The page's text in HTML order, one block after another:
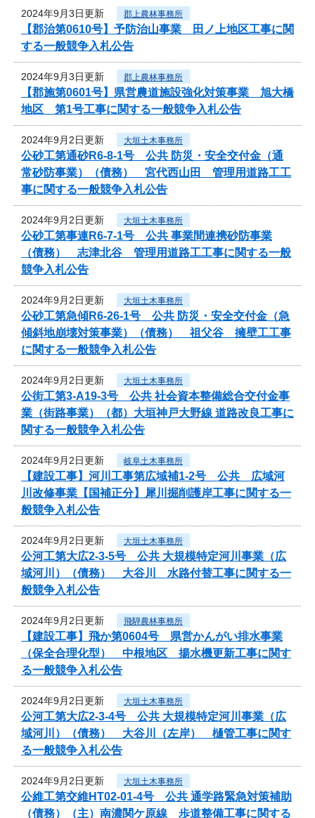
2024年9月3日更新 郡上農林事務所
【郡治第0610号】予防治山事業 田ノ上地区工事に関
する一般競争入札公告
2024年9月3日更新 郡上農林事務所
【郡施第0601号】県営農道施設強化対策事業 旭大橋
地区 第1号工事に関する一般競争入札公告
2024年9月2日更新 大垣土木事務所
公砂工第通砂R6-8-1号 公共 防災・安全交付金（通
常砂防事業）（債務） 宮代西山田 管理用道路工工
事に関する一般競争入札公告
2024年9月2日更新 大垣土木事務所
公砂工第事連R6-7-1号 公共 事業間連携砂防事業
（債務） 志津北谷 管理用道路工工事に関する一般
競争入札公告
2024年9月2日更新 大垣土木事務所
公砂工第急傾R6-26-1号 公共 防災・安全交付金（急
傾斜地崩壊対策事業）（債務） 祖父谷 擁壁工工事
に関する一般競争入札公告
2024年9月2日更新 大垣土木事務所
公街工第3-A19-3号 公共 社会資本整備総合交付金事
業（街路事業）（都）大垣神戸大野線 道路改良工事に
関する一般競争入札公告
2024年9月2日更新 岐阜土木事務所
【建設工事】河川工事第広域補1-2号 公共 広域河
川改修事業【国補正分】犀川掘削護岸工事に関する一
般競争入札公告
2024年9月2日更新 大垣土木事務所
公河工第大広2-3-5号 公共 大規模特定河川事業（広
域河川）（債務） 大谷川 水路付替工事に関する一
般競争入札公告
2024年9月2日更新 飛騨農林事務所
【建設工事】飛か第0604号 県営かんがい排水事業
（保全合理化型） 中根地区 揚水機更新工事に関す
る一般競争入札公告
2024年9月2日更新 大垣土木事務所
公河工第大広2-3-4号 公共 大規模特定河川事業（広
域河川）（債務） 大谷川（左岸） 樋管工事に関す
る一般競争入札公告
2024年9月2日更新 大垣土木事務所
公維工第交維HT02-01-4号 公共 通学路緊急対策補助
（債務）（主）南濃関ケ原線 歩道整備工事に関する